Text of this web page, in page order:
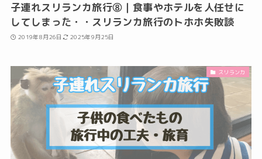
子連れスリランカ旅行⑧｜食事やホテルを人任せに
してしまった・・スリランカ旅行のトホホ失敗談
2019年8月26日 2025年9月25日
スリランカ